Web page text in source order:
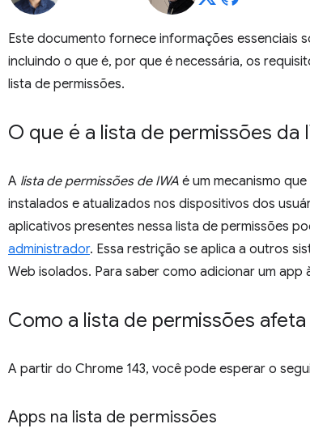
Este documento fornece informações essenciais
incluindo o que é, por que é necessária, os
lista de permissões.
O que é a lista de permissões da
A lista de permissões de IWA é um mecanismo
instalados e atualizados nos dispositivos dos
aplicativos presentes nessa lista de permissões
administrador. Essa restrição se aplica a outros
Web isolados. Para saber como adicionar um
Como a lista de permissões
A partir do Chrome 143, você pode esperar o
Apps na lista de permissões